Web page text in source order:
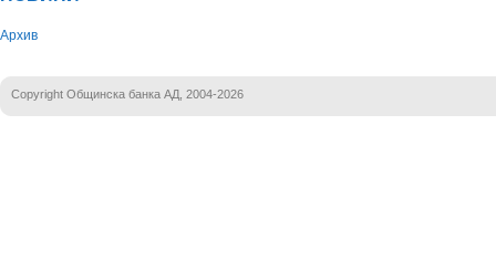
Архив
Copyright Общинска банка АД, 2004-2026